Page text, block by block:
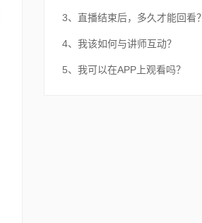
3、直播结束后，多久才能回看？
4、我该如何与讲师互动？
5、我可以在APP上观看吗？